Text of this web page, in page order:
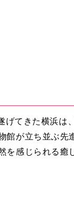
げてきた横浜
が立ち並ぶ
を感じられる